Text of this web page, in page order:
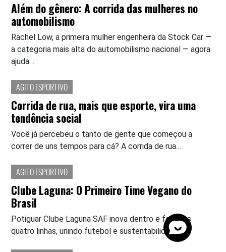
Além do gênero: A corrida das mulheres no
automobilismo
Rachel Low, a primeira mulher engenheira da Stock Car —
a categoria mais alta do automobilismo nacional — agora
ajuda…
AGITO ESPORTIVO
Corrida de rua, mais que esporte, vira uma
tendência social
Você já percebeu o tanto de gente que começou a
correr de uns tempos para cá? A corrida de rua…
AGITO ESPORTIVO
Clube Laguna: O Primeiro Time Vegano do
Brasil
Potiguar Clube Laguna SAF inova dentro e fora das
quatro linhas, unindo futebol e sustentabilidade.